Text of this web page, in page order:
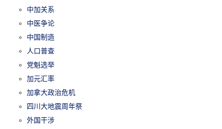
中加关系
中医争论
中国制造
人口普查
党魁选举
加元汇率
加拿大政治危机
四川大地震周年祭
外国干涉